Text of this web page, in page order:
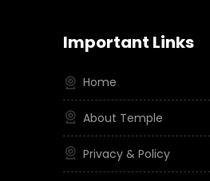
Important Links
Home
About Temple
Privacy & Policy